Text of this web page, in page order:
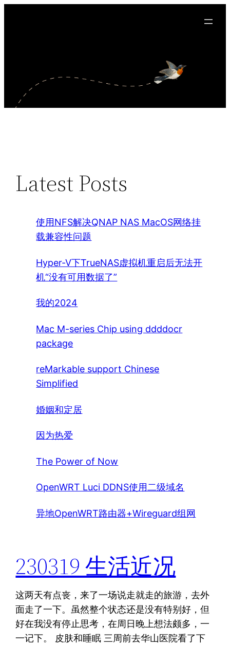
Latest Posts
使用NFS解决QNAP NAS MacOS网络挂
载兼容性问题
Hyper-V下TrueNAS虚拟机重启后无法开
机“没有可用数据了”
我的2024
Mac M-series Chip using ddddocr
package
reMarkable support Chinese
Simplified
婚姻和定居
因为热爱
The Power of Now
OpenWRT Luci DDNS使用二级域名
异地OpenWRT路由器+Wireguard组网
230319 生活近况
这两天有点丧，来了一场说走就走的旅游，去外
面走了一下。虽然整个状态还是没有特别好，但
好在我没有停止思考，在周日晚上想法颇多，一
一记下。 皮肤和睡眠 三周前去华山医院看了下